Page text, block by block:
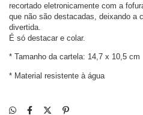
recortado eletronicamente com a
que não são destacadas, deixando a
divertida.
É só destacar e colar.
* Tamanho da cartela: 14,7 x 10,5 cm
* Material resistente à água